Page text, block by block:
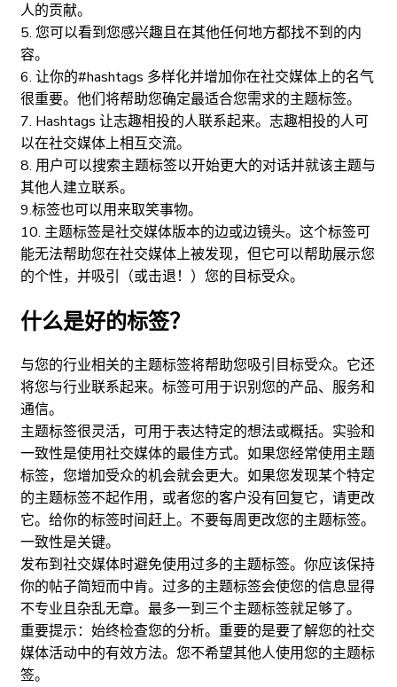
人的贡献。
5. 您可以看到您感兴趣且在其他任何地方都找不到的内
容。
6. 让你的#hashtags 多样化并增加你在社交媒体上的名气
很重要。他们将帮助您确定最适合您需求的主题标签。
7. Hashtags 让志趣相投的人联系起来。志趣相投的人可
以在社交媒体上相互交流。
8. 用户可以搜索主题标签以开始更大的对话并就该主题与
其他人建立联系。
9.标签也可以用来取笑事物。
10. 主题标签是社交媒体版本的边或边镜头。这个标签可
能无法帮助您在社交媒体上被发现，但它可以帮助展示您
的个性，并吸引（或击退！）您的目标受众。
什么是好的标签？
与您的行业相关的主题标签将帮助您吸引目标受众。它还
将您与行业联系起来。标签可用于识别您的产品、服务和
通信。
主题标签很灵活，可用于表达特定的想法或概括。实验和
一致性是使用社交媒体的最佳方式。如果您经常使用主题
标签，您增加受众的机会就会更大。如果您发现某个特定
的主题标签不起作用，或者您的客户没有回复它，请更改
它。给你的标签时间赶上。不要每周更改您的主题标签。
一致性是关键。
发布到社交媒体时避免使用过多的主题标签。你应该保持
你的帖子简短而中肯。过多的主题标签会使您的信息显得
不专业且杂乱无章。最多一到三个主题标签就足够了。
重要提示：始终检查您的分析。重要的是要了解您的社交
媒体活动中的有效方法。您不希望其他人使用您的主题标
签。